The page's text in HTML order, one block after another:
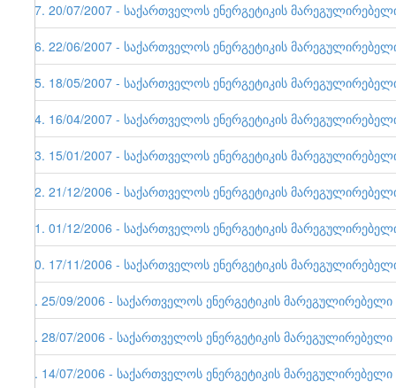
17. 20/07/2007 - საქართველოს ენერგეტიკის
16. 22/06/2007 - საქართველოს ენერგეტიკის
15. 18/05/2007 - საქართველოს ენერგეტიკის
14. 16/04/2007 - საქართველოს ენერგეტიკის
13. 15/01/2007 - საქართველოს ენერგეტიკის
12. 21/12/2006 - საქართველოს ენერგეტიკის
11. 01/12/2006 - საქართველოს ენერგეტიკის
10. 17/11/2006 - საქართველოს ენერგეტიკის
9. 25/09/2006 - საქართველოს ენერგეტიკის
8. 28/07/2006 - საქართველოს ენერგეტიკის
7. 14/07/2006 - საქართველოს ენერგეტიკის